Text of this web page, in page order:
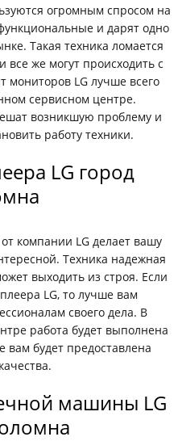
огромным спросом на
и дарят одно
Такая техника ломается
же могут происходить с
мониторов LG лучше всего
сервисном центре.
возникшую проблему и
работу техники.
LG город
компании LG делает вашу
Техника надежная
выходить из строя. Если
LG, то лучше вам
своего дела. В
работа будет выполнена
вам будет предоставлена
машины LG